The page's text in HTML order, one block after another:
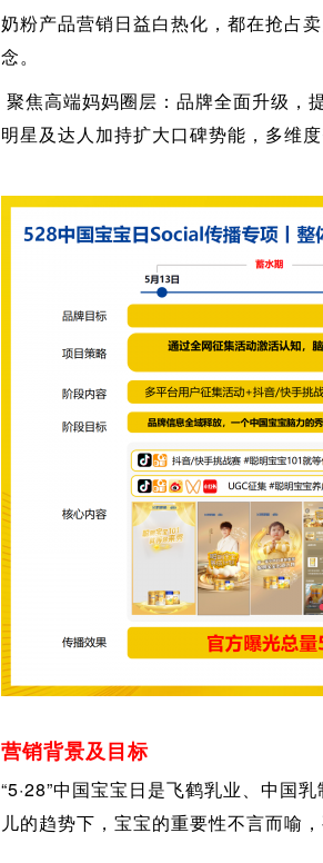
奶粉产品营销日益白热化，都在抢占
念。
聚焦高端妈妈圈层：品牌全面升级，
明星及达人加持扩大口碑势能，多维
营销背景及目标
“5·28”中国宝宝日是飞鹤乳业、中国
儿的趋势下，宝宝的重要性不言而喻